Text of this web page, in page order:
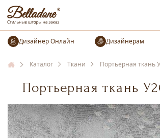
Каталог Ткани Портьерная ткань
Портьерная ткань